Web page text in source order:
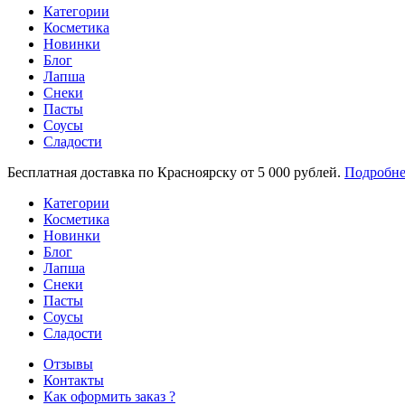
Категории
Косметика
Новинки
Блог
Лапша
Снеки
Пасты
Соусы
Сладости
Бесплатная доставка по Красноярску от 5 000 рублей.
Категории
Косметика
Новинки
Блог
Лапша
Снеки
Пасты
Соусы
Сладости
Отзывы
Контакты
Как оформить заказ ?